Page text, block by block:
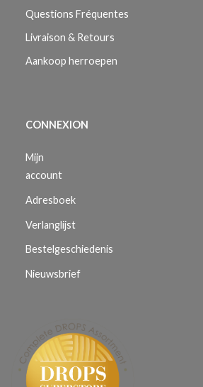
Questions Fréquentes
Livraison & Retours
Aankoop herroepen
CONNEXION
Mijn
account
Adresboek
Verlanglijst
Bestelgeschiedenis
Nieuwsbrief